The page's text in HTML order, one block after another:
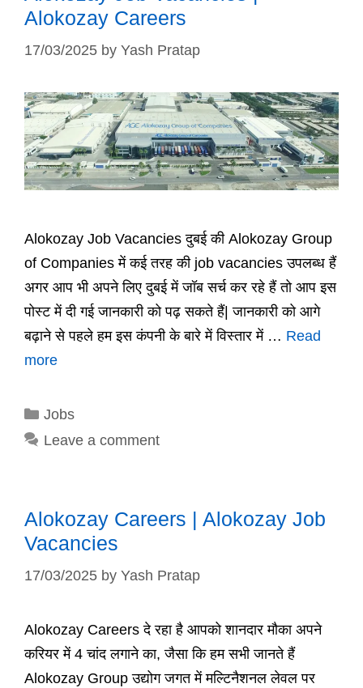
Alokozay Careers
17/03/2025 by Yash Pratap
Alokozay Job Vacancies दुबई की Alokozay Group
of Companies में कई तरह की job vacancies उपलब्ध हैं
अगर आप भी अपने लिए दुबई में जॉब सर्च कर रहे हैं तो आप इस
पोस्ट में दी गई जानकारी को पढ़ सकते हैं| जानकारी को आगे
बढ़ाने से पहले हम इस कंपनी के बारे में विस्तार में … Read
more
Categories
Jobs
Leave a comment
Alokozay Careers | Alokozay Job
Vacancies
17/03/2025 by Yash Pratap
Alokozay Careers दे रहा है आपको शानदार मौका अपने
करियर में 4 चांद लगाने का, जैसा कि हम सभी जानते हैं
Alokozay Group उद्योग जगत में मल्टिनैशनल लेवल पर